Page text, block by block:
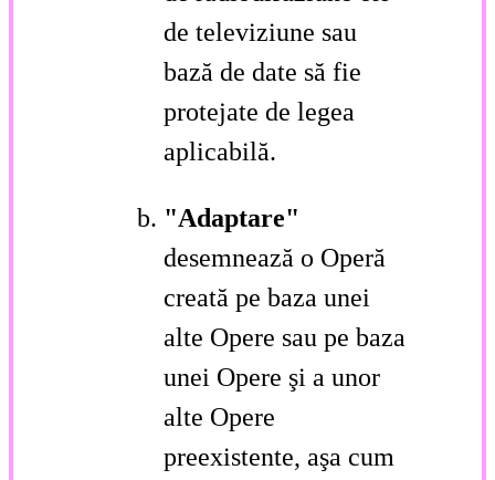
de televiziune sau
bază de date să fie
protejate de legea
aplicabilă.
"Adaptare"
desemnează o Operă
creată pe baza unei
alte Opere sau pe baza
unei Opere şi a unor
alte Opere
preexistente, aşa cum